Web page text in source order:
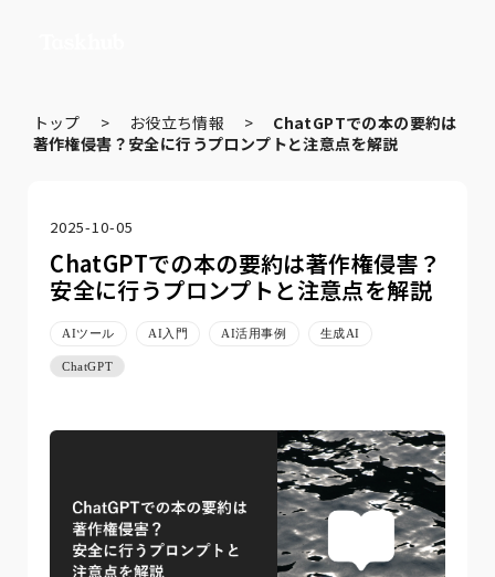
トップ > お役立ち情報 > ChatGPTでの本の要約は
著作権侵害？安全に行うプロンプトと注意点を解説
2025-10-05
ChatGPTでの本の要約は著作権侵害？
安全に行うプロンプトと注意点を解説
AIツール AI入門 AI活用事例 生成AI
ChatGPT